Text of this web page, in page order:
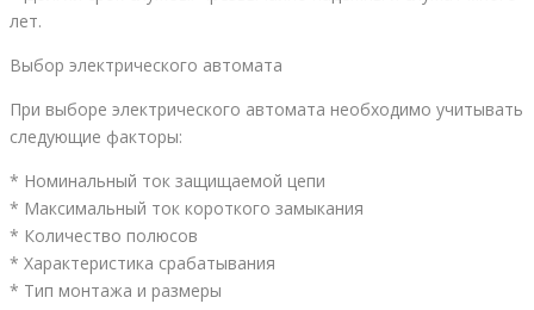
лет.
Выбор электрического автомата
При выборе электрического автомата необходимо учитывать
следующие факторы:
* Номинальный ток защищаемой цепи
* Максимальный ток короткого замыкания
* Количество полюсов
* Характеристика срабатывания
* Тип монтажа и размеры